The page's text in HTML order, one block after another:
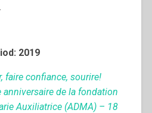
2019
faire confiance, sourire!
de la fondation
Auxiliatrice (ADMA) – 18